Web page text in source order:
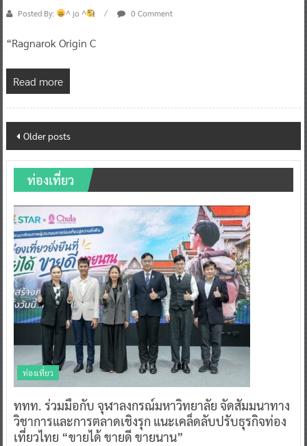
Posted By: ^ jo ^ 0 Comment
“Ragnarok Origin C
Read more
Posts
navigation
Older posts
ท่องเที่ยว
ท่องเที่ยว
ททท. ร่วมมือกับ จุฬาลงกรณ์มหาวิทยาลัย จัดสัมมนาทาง
วิชาการและการตลาดเชิงรุก แนะเคล็ดลับปรับธุรกิจท่อง
เที่ยวไทย “ขายได้ ขายดี ขายนาน”